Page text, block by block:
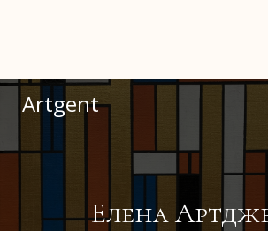
содержимому
Artgent
Елена